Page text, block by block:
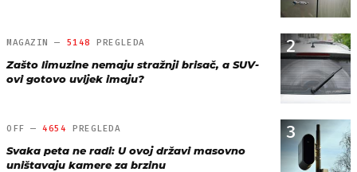
2
MAGAZIN — 5148 PREGLEDA
Zašto limuzine nemaju stražnji brisač, a SUV-
ovi gotovo uvijek imaju?
3
OFF —4654 PREGLEDA
Svaka peta ne radi: U ovoj državi masovno
uništavaju kamere za brzinu